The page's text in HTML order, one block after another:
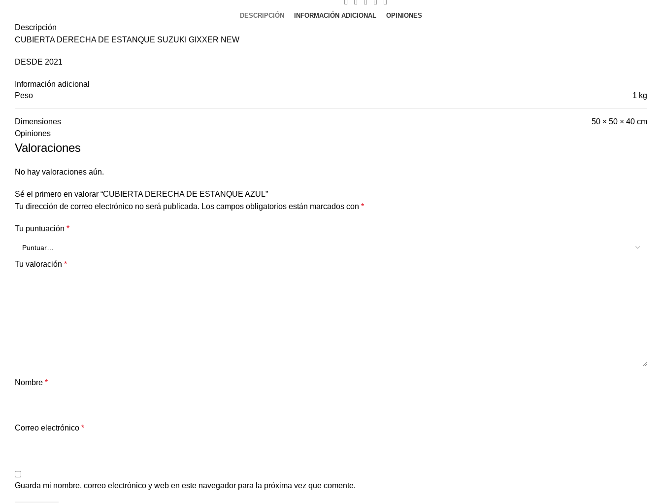
DESCRIPCIÓN INFORMACIÓN ADICIONAL OPINIONES
Descripción
CUBIERTA DERECHA DE ESTANQUE SUZUKI GIXXER NEW
DESDE 2021
Información adicional
Peso
1 kg
Dimensiones
50 × 50 × 40 cm
Opiniones
Valoraciones
No hay valoraciones aún.
Sé el primero en valorar “CUBIERTA DERECHA DE ESTANQUE AZUL”
Tu dirección de correo electrónico no será publicada. Los campos obligatorios están marcados con *
Tu puntuación *
Tu valoración *
Nombre *
Correo electrónico *
Guarda mi nombre, correo electrónico y web en este navegador para la próxima vez que comente.